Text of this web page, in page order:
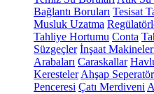
Bağlantı Boruları Tesisat
Musluk Uzatma
Tahliye Hortumu Conta
Süzgeçler İnşaat
Arabaları Caraskallar
Keresteler Ahşap
Penceresi Çatı Merdiveni